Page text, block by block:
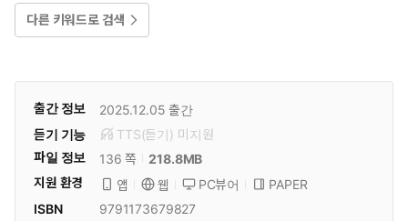
다른 키워드로 검색
출간 정보 2025.12.05 출간
듣기 기능
TTS(듣기) 미 지원
파일 정보
136 쪽
218.8MB
지원 환경
앱 웹 PC뷰어
PAPER
ISBN
9791173679827